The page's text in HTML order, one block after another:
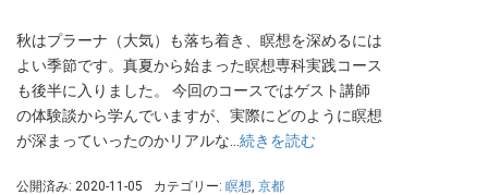
秋はプラーナ（大気）も落ち着き、瞑想を深めるには
よい季節です。真夏から始まった瞑想専科実践コース
も後半に入りました。 今回のコースではゲスト講師
の体験談から学んでいますが、実際にどのように瞑想
が深まっていったのかリアルな… 続きを読む
公開済み: 2020-11-05 カテゴリー: 瞑想, 京都